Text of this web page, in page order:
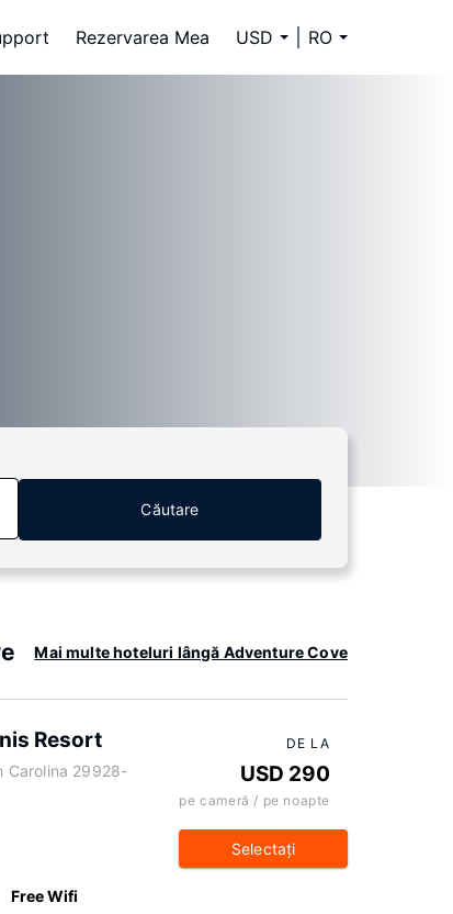
Rezervarea Mea USD RO
Căutare
Mai multe hoteluri lângă Adventure Cove
Resort
Carolina 29928-
Free Wifi
DE LA
USD 290
pe cameră / pe noapte
Selectaţi